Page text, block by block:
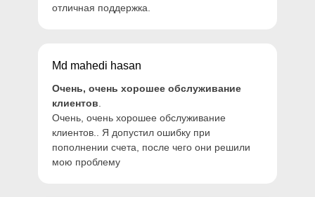
отличная поддержка.
Md mahedi hasan
Очень, очень хорошее обслуживание
клиентов
Очень, очень хорошее обслуживание
клиентов.. Я допустил ошибку при
пополнении счета, после чего они решили
мою проблему